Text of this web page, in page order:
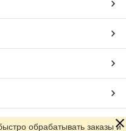
Prom.uaобрабатывать заказы и